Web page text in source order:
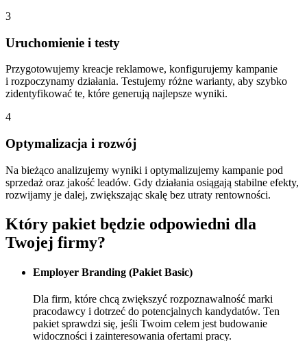
3
Uruchomienie i testy
Przygotowujemy kreacje reklamowe, konfigurujemy kampanie
i rozpoczynamy działania. Testujemy różne warianty, aby szybko
zidentyfikować te, które generują najlepsze wyniki.
4
Optymalizacja i rozwój
Na bieżąco analizujemy wyniki i optymalizujemy kampanie pod
sprzedaż oraz jakość leadów. Gdy działania osiągają stabilne efekty,
rozwijamy je dalej, zwiększając skalę bez utraty rentowności.
Który pakiet będzie odpowiedni dla
Twojej firmy?
Employer Branding (Pakiet Basic)
Dla firm, które chcą zwiększyć rozpoznawalność marki
pracodawcy i dotrzeć do potencjalnych kandydatów. Ten
pakiet sprawdzi się, jeśli Twoim celem jest budowanie
widoczności i zainteresowania ofertami pracy.